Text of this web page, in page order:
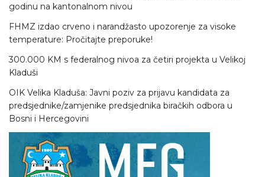
godinu na kantonalnom nivou
FHMZ izdao crveno i narandžasto upozorenje za visoke
temperature: Pročitajte preporuke!
300.000 KM s federalnog nivoa za četiri projekta u Velikoj
Kladuši
OIK Velika Kladuša: Javni poziv za prijavu kandidata za
predsjednike/zamjenike predsjednika biračkih odbora u
Bosni i Hercegovini